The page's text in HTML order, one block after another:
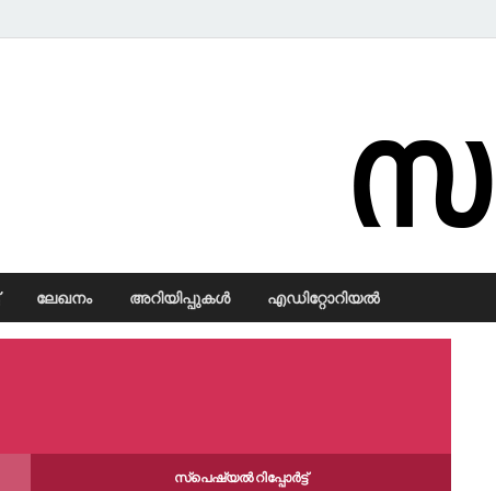
ലേഖനം അറിയിപ്പുകള്‍ എഡിറ്റോറിയല്‍
സ്പെഷ്യൽ റിപ്പോര്‍ട്ട്